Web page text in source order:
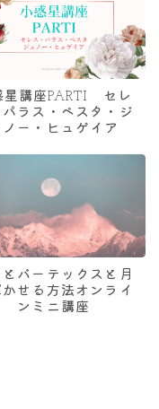
星講座PARTI セレ
パラス・ベスタ・ジ
ノー・ヒュゲイア
とバーテックスと月
かせる方法オンライ
ンミニ講座